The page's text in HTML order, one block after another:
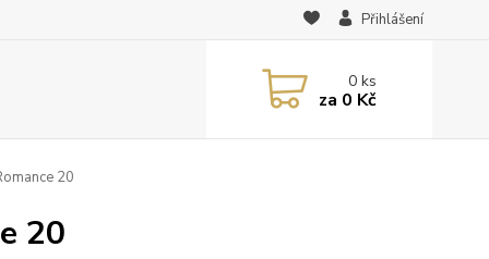
Přihlášení
0ks
za 0 Kč
20
20